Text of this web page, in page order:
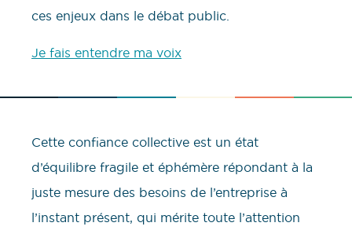
ces enjeux dans le débat public.
Je fais entendre ma voix
Cette confiance collective est un état
d’équilibre fragile et éphémère répondant à la
juste mesure des besoins de l’entreprise à
l’instant présent, qui mérite toute l’attention